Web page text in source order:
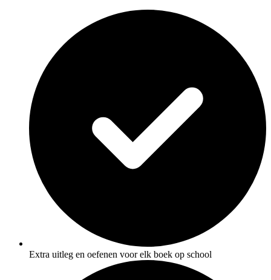
Extra uitleg en oefenen voor elk boek op school